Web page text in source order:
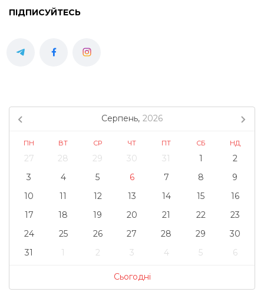
ПІДПИСУЙТЕСЬ
Серпень, 2026
ПН ВТ СР ЧТ ПТ СБ НД
27 28 29 30 31 1
2
3
4 5 6 7 8
9
10
11 12 13 14 15
16
17
18 19 20 21 22
23
24
25 26 27 28 29
30
31
1 2 3 4 5 6
Сьогодні